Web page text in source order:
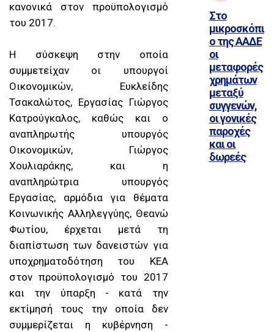
κανονικά στον προϋπολογισμό
του 2017.
Η σύσκεψη στην οποία
συμμετείχαν οι υπουργοί
Οικονομικών, Ευκλείδης
Τσακαλώτος, Εργασίας Γιώργος
Κατρούγκαλος, καθώς και ο
αναπληρωτής υπουργός
Οικονομικών, Γιώργος
Χουλιαράκης, και η
αναπληρώτρια υπουργός
Εργασίας, αρμόδια για θέματα
Κοινωνικής Αλληλεγγύης, Θεανώ
Φωτίου, έρχεται μετά τη
διαπίστωση των δανειστών για
υποχρηματοδότηση του ΚΕΑ
στον προϋπολογισμό του 2017
και την ύπαρξη - κατά την
εκτίμησή τους την οποία δεν
συμμερίζεται η κυβέρνηση -
Στο
μικροσκόπι
ο της ΑΑΔΕ
οι
μεταφορές
χρημάτων
μεταξύ
συγγενών,
οι γονικές
παροχές
και οι
δωρεές